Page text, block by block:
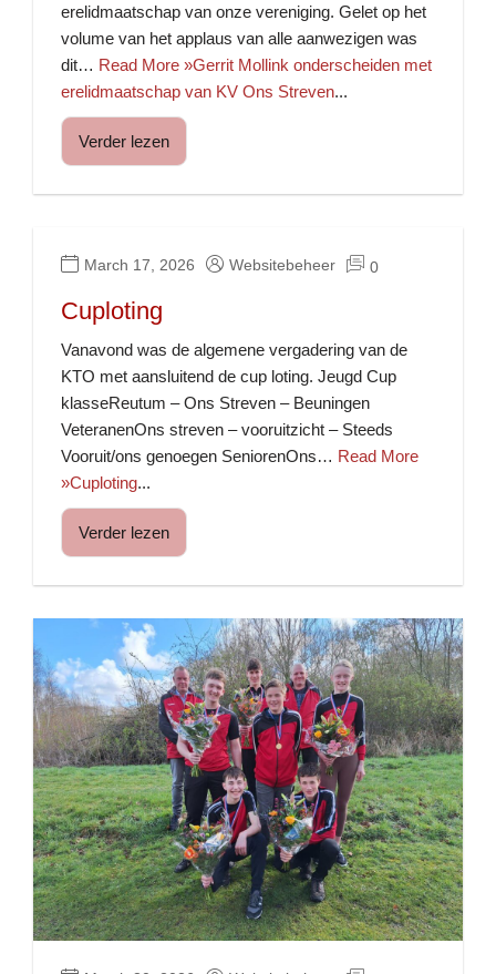
erelidmaatschap van onze vereniging. Gelet op het
volume van het applaus van alle aanwezigen was
dit… Read More »Gerrit Mollink onderscheiden met
erelidmaatschap van KV Ons Streven...
Verder lezen
March 17, 2026 Websitebeheer 0
Cuploting
Vanavond was de algemene vergadering van de
KTO met aansluitend de cup loting. Jeugd Cup
klasseReutum – Ons Streven – Beuningen
VeteranenOns streven – vooruitzicht – Steeds
Vooruit/ons genoegen SeniorenOns… Read More
»Cuploting...
Verder lezen